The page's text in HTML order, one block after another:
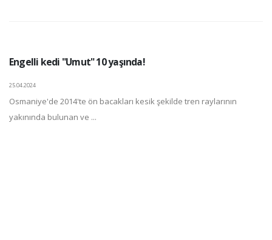
Engelli kedi "Umut" 10 yaşında!
25.04.2024
Osmaniye'de 2014'te ön bacakları kesik şekilde tren raylarının
yakınında bulunan ve ...